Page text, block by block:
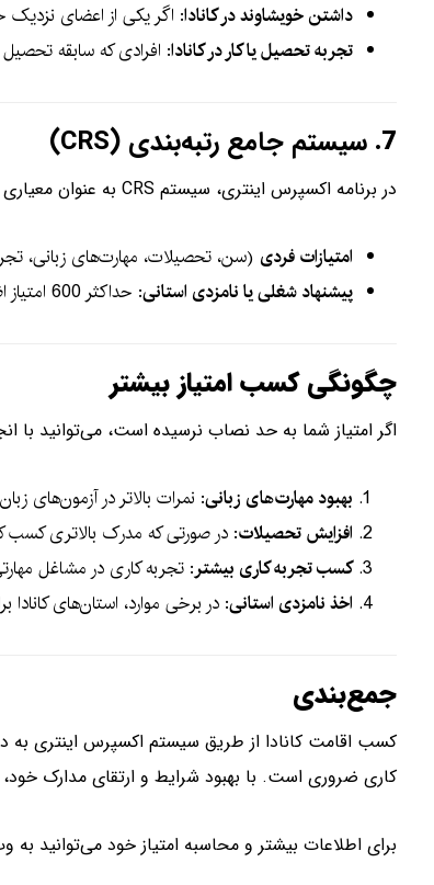
داشتن خویشاوند در کانادا: اگر یکی از اعضای نزدیک
تجربه تحصیل یا کار در کانادا: افرادی که سابقه تحصیل
7. سیستم جامع رتبه‌بندی (CRS)
در برنامه اکسپرس اینتری، سیستم CRS به عنوان معیاری برای رتبه‌بندی متقاضیان استفاده می‌شود. مجموع امتیازات ممکن در سیستم CRS 1200 امتیاز است که به شرح زیر محاسبه می‌شود:
امتیازات فردی (سن، تحصیلات، مهارت‌های زبانی، تجربه
پیشنهاد شغلی یا نامزدی استانی: حداکثر 600 امتیاز اضافه
چگونگی کسب امتیاز بیشتر
اگر امتیاز شما به حد نصاب نرسیده است، می‌توانید با
بهبود مهارت‌های زبانی: نمرات بالاتر در آزمون‌های
افزایش تحصیلات: در صورتی که مدرک بالاتری کسب
کسب تجربه کاری بیشتر: تجربه کاری در مشاغل
اخذ نامزدی استانی: در برخی موارد، استان‌های کانادا
جمع‌بندی
کاری ضروری است. با بهبود شرایط و ارتقای مدارک
برای اطلاعات بیشتر و محاسبه امتیاز خود می‌توانید